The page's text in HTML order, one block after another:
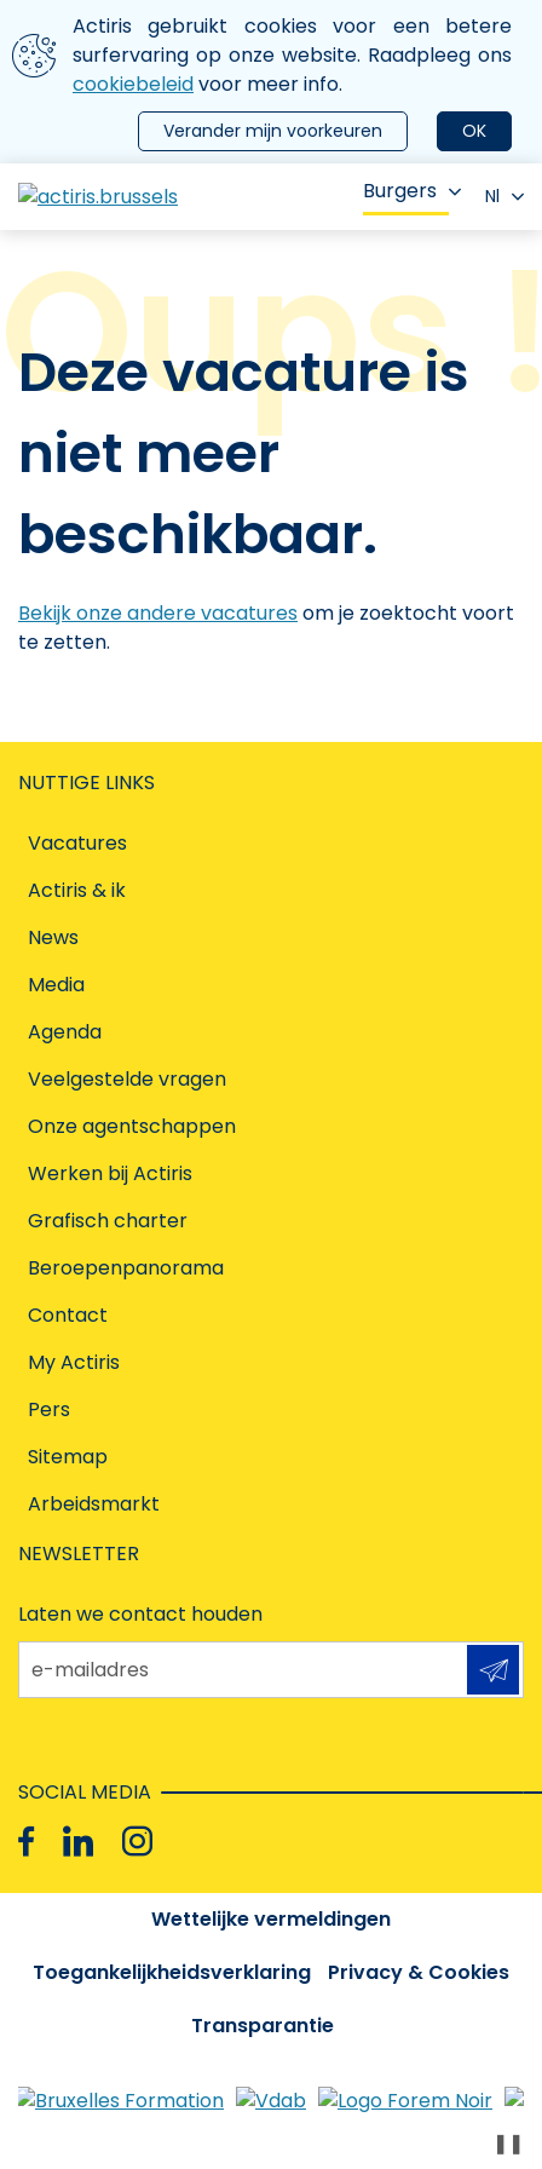
Aller au contenu principal
We gebruiken cookies
Actiris gebruikt cookies voor een betere
surfervaring op onze website. Raadpleeg ons
cookiebeleidvoor meer info.
OK
Verander mijn voorkeuren
le menu
Burgers Nl
Deze vacature is
niet meer
beschikbaar.
Bekijk onze andere vacaturesom je zoektocht voort
te zetten.
NUTTIGE LINKS
Vacatures
Actiris & ik
News
Media
Agenda
Veelgestelde vragen
Onze agentschappen
Werken bij Actiris
Grafisch charter
Beroepenpanorama
Contact
My Actiris
Pers
Sitemap
Arbeidsmarkt
NEWSLETTER
Laten we contact houden
e-mailadres
SOCIAL MEDIA
Wettelijke vermeldingen
Toegankelijkheidsverklaring
Privacy & Cookies
Transparantie
❚❚